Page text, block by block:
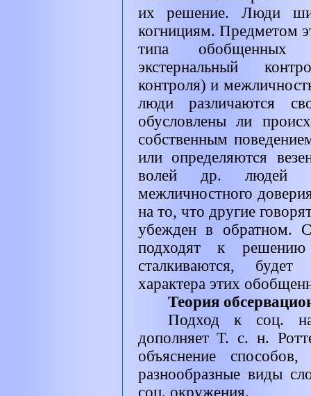
их решение. Люди
когнициям. Предметом
типа обобщенных
экстернальный
контроля) и
люди различаются
обусловлены ли
собственным
или определяются
волей др. людей
межличностного
на то, что другие
убежден в обратном.
подходят к
сталкиваются,
характера этих
Теория
Подход к соц.
дополняет Т. с. н.
объяснение
разнообразные виды
соц. окружения.